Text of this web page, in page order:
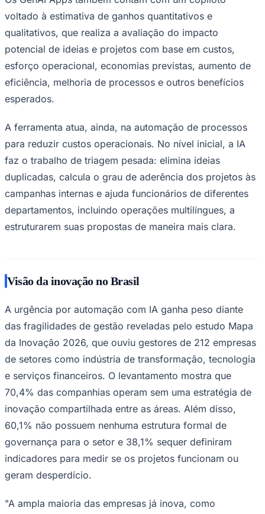
Santos
voltado à estimativa de ganhos quantitativos e
qualitativos, que realiza a avaliação do impacto
potencial de ideias e projetos com base em custos,
esforço operacional, economias previstas, aumento de
eficiência, melhoria de processos e outros benefícios
esperados.
A ferramenta atua, ainda, na automação de processos
para reduzir custos operacionais. No nível inicial, a IA
faz o trabalho de triagem pesada: elimina ideias
duplicadas, calcula o grau de aderência dos projetos às
campanhas internas e ajuda funcionários de diferentes
departamentos, incluindo operações multilíngues, a
estruturarem suas propostas de maneira mais clara.
Visão da inovação no Brasil
A urgência por automação com IA ganha peso diante
das fragilidades de gestão reveladas pelo estudo Mapa
da Inovação 2026, que ouviu gestores de 212 empresas
de setores como indústria de transformação, tecnologia
e serviços financeiros. O levantamento mostra que
70,4% das companhias operam sem uma estratégia de
inovação compartilhada entre as áreas. Além disso,
60,1% não possuem nenhuma estrutura formal de
governança para o setor e 38,1% sequer definiram
indicadores para medir se os projetos funcionam ou
geram desperdício.
"A ampla maioria das empresas já inova, como